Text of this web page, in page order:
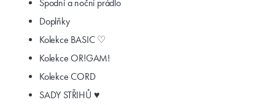
Spodní a noční prádlo
Doplňky
Kolekce BASIC ♡
Kolekce OR!GAM!
Kolekce CORD
SADY STŘIHŮ ♥